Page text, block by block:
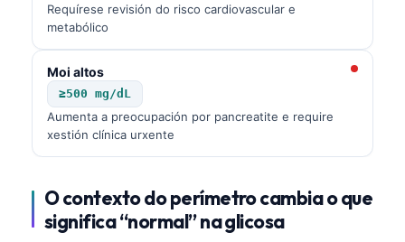
Requírese revisión do risco cardiovascular e
metabólico
Moi altos
≥500 mg/dL
Aumenta a preocupación por pancreatite e require
xestión clínica urxente
O contexto do perímetro cambia o que
significa “normal” na glicosa
Slovenščina
Magyar
বাংলা
اردو
मराठी
తెలుగు
தமிழ்